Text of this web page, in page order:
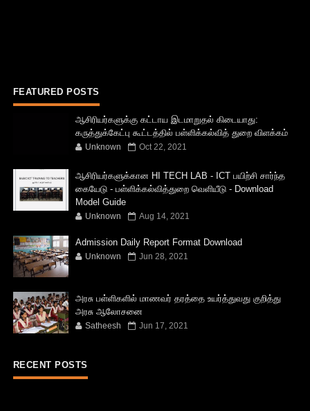
FEATURED POSTS
ஆசிரியர்களுக்கு கட்டாய இடமாறுதல் கிடையாது:
கருத்துக்கேட்பு கூட்டத்தில் பள்ளிக்கல்வித் துறை விளக்கம்
Unknown Oct 22, 2021
ஆசிரியர்களுக்கான HI TECH LAB - ICT பயிற்சி சார்ந்த
கையேடு - பள்ளிக்கல்வித்துறை வெளியீடு - Download
Model Guide
Unknown Aug 14, 2021
Admission Daily Report Format Download
Unknown Jun 28, 2021
அரசு பள்ளிகளில் மாணவர் தரத்தை உயர்த்துவது குறித்து
அரசு ஆலோசனை
Satheesh Jun 17, 2021
RECENT POSTS